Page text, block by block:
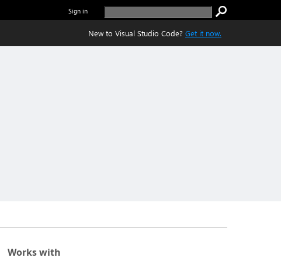
Sign in
New to Visual Studio Code? Get it now.
Works with